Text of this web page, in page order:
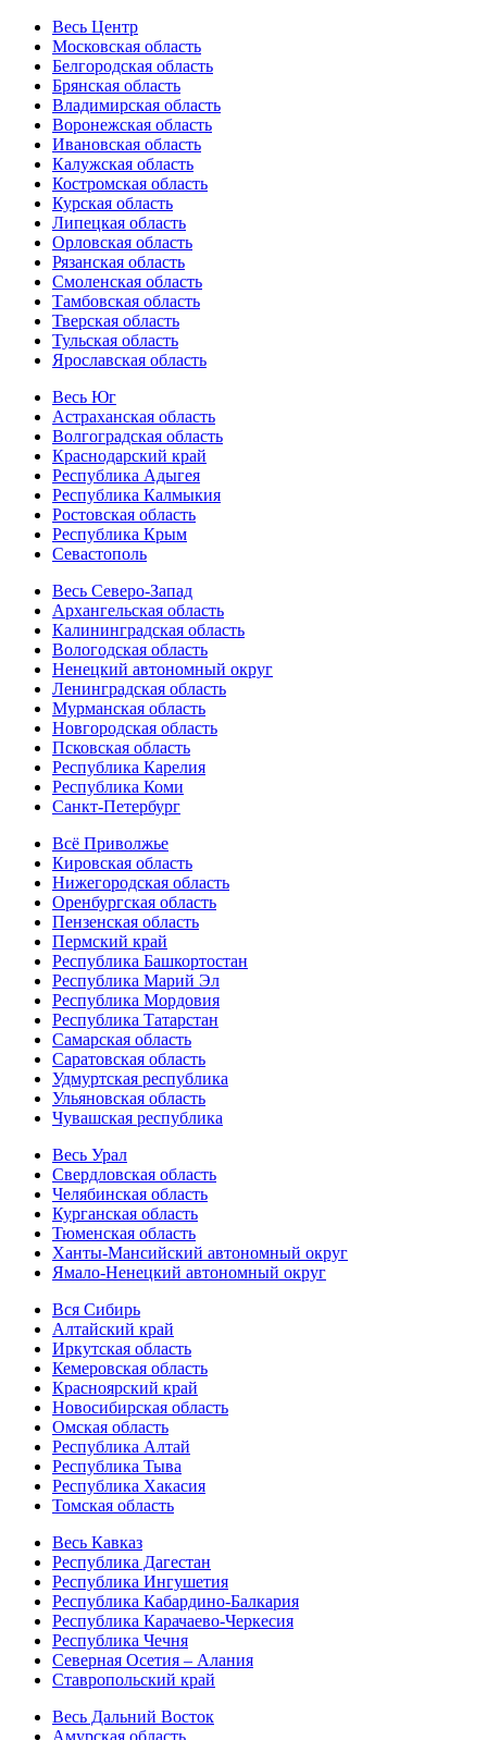
Весь Центр
Московская область
Белгородская область
Брянская область
Владимирская область
Воронежская область
Ивановская область
Калужская область
Костромская область
Курская область
Липецкая область
Орловская область
Рязанская область
Смоленская область
Тамбовская область
Тверская область
Тульская область
Ярославская область
Весь Юг
Астраханская область
Волгоградская область
Краснодарский край
Республика Адыгея
Республика Калмыкия
Ростовская область
Республика Крым
Севастополь
Весь Северо-Запад
Архангельская область
Калининградская область
Вологодская область
Ненецкий автономный округ
Ленинградская область
Мурманская область
Новгородская область
Псковская область
Республика Карелия
Республика Коми
Санкт-Петербург
Всё Приволжье
Кировская область
Нижегородская область
Оренбургская область
Пензенская область
Пермский край
Республика Башкортостан
Республика Марий Эл
Республика Мордовия
Республика Татарстан
Самарская область
Саратовская область
Удмуртская республика
Ульяновская область
Чувашская республика
Весь Урал
Свердловская область
Челябинская область
Курганская область
Тюменская область
Ханты-Мансийский автономный округ
Ямало-Ненецкий автономный округ
Вся Сибирь
Алтайский край
Иркутская область
Кемеровская область
Красноярский край
Новосибирская область
Омская область
Республика Алтай
Республика Тыва
Республика Хакасия
Томская область
Весь Кавказ
Республика Дагестан
Республика Ингушетия
Республика Кабардино-Балкария
Республика Карачаево-Черкесия
Республика Чечня
Северная Осетия – Алания
Ставропольский край
Весь Дальний Восток
Амурская область